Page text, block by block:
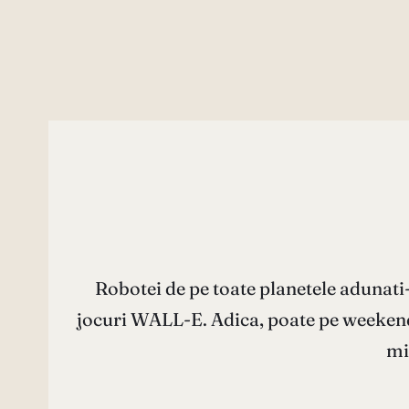
Robotei de pe toate planetele
jocuri WALL-E. Adica, poate pe